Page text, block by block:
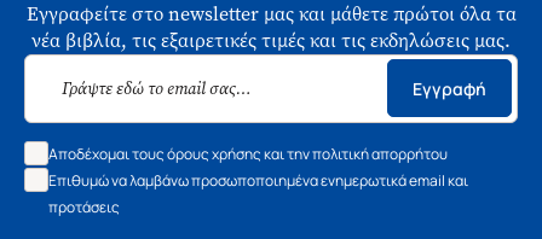
Εγγραφείτε στο newsletter μας και μάθετε πρώτοι όλα τα
νέα βιβλία, τις εξαιρετικές τιμές και τις εκδηλώσεις μας.
Εγγραφή
Αποδέχομαι τους όρους χρήσης και την πολιτική απορρήτου
Επιθυμώ να λαμβάνω προσωποποιημένα ενημερωτικά email και
προτάσεις